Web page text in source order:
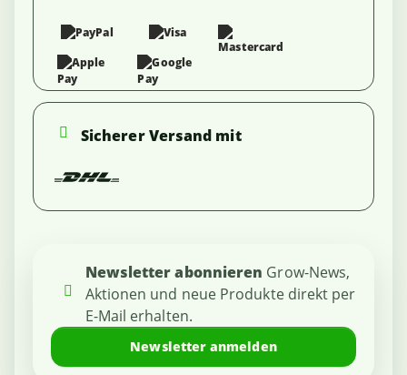
Sicherer Versand mit
Newsletter abonnieren Grow-News,
Aktionen und neue Produkte direkt per
E-Mail erhalten.
Newsletter anmelden